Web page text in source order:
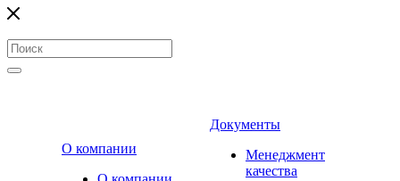
О компании
Документы
Менеджмент
качества